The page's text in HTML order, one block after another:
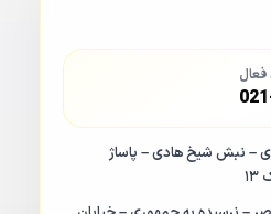
– نبش شیخ هادی – پاساژ